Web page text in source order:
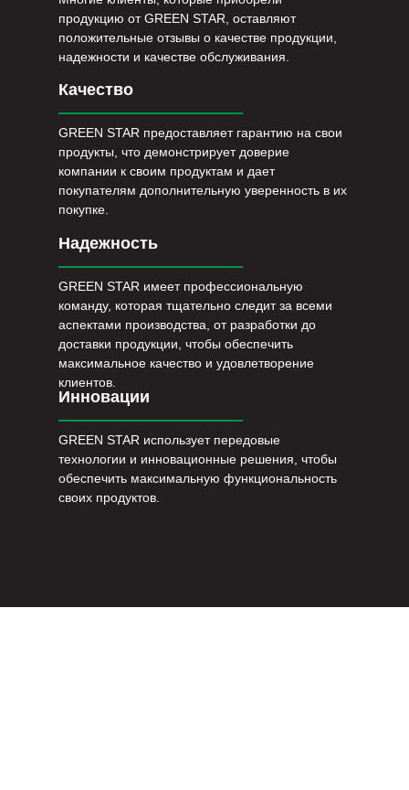
продукцию от GREEN STAR, оставляют
положительные отзывы о качестве продукции,
надежности и качестве обслуживания.
Качество
Надежность
GREEN STAR предоставляет гарантию на свои
продукты, что демонстрирует доверие
компании к своим продуктам и дает
покупателям дополнительную уверенность в их
покупке.
Инновации
GREEN STAR имеет профессиональную
команду, которая тщательно следит за всеми
аспектами производства, от разработки до
доставки продукции, чтобы обеспечить
максимальное качество и удовлетворение
клиентов.
GREEN STAR использует передовые
технологии и инновационные решения, чтобы
обеспечить максимальную функциональность
своих продуктов.